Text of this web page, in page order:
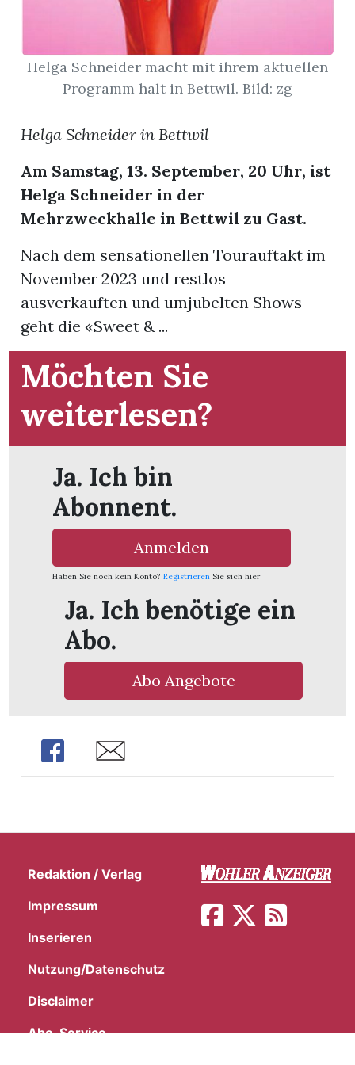
Helga Schneider macht mit ihrem aktuellen
Programm halt in Bettwil. Bild: zg
Helga Schneider in Bettwil
Am Samstag, 13. September, 20 Uhr, ist
Helga Schneider in der
Mehrzweckhalle in Bettwil zu Gast.
Nach dem sensationellen Tourauftakt im
November 2023 und restlos
ausverkauften und umjubelten Shows
geht die «Sweet & ...
Möchten Sie
weiterlesen?
Ja. Ich bin
Abonnent.
Anmelden
Haben Sie noch kein Konto? Registrieren Sie sich hier
Ja. Ich benötige ein
Abo.
Abo Angebote
Share Share
Redaktion / Verlag
Impressum
Inserieren
Nutzung/Datenschutz
Disclaimer
Abo-Service